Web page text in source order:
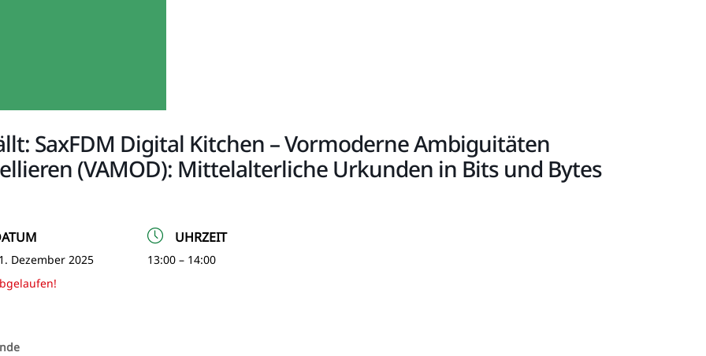
SaxFDM Digital Kitchen – Vormoderne Ambiguitäten
(VAMOD): Mittelalterliche Urkunden in Bits und Bytes
Dezember 2025
UHRZEIT
13:00 – 14:00